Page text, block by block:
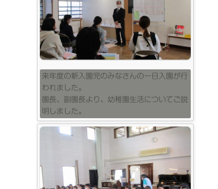
来年度の新入園児のみなさんの一日入園が行
われました。
園長、副園長より、幼稚園生活についてご説
明しました。